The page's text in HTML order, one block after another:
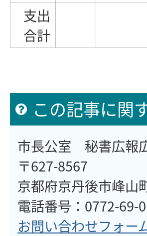
支出
合計
この記事に関
市長公室 秘書広報
〒627-8567
京都府京丹後市峰山
電話番号：0772-69-
お問い合わせフォー